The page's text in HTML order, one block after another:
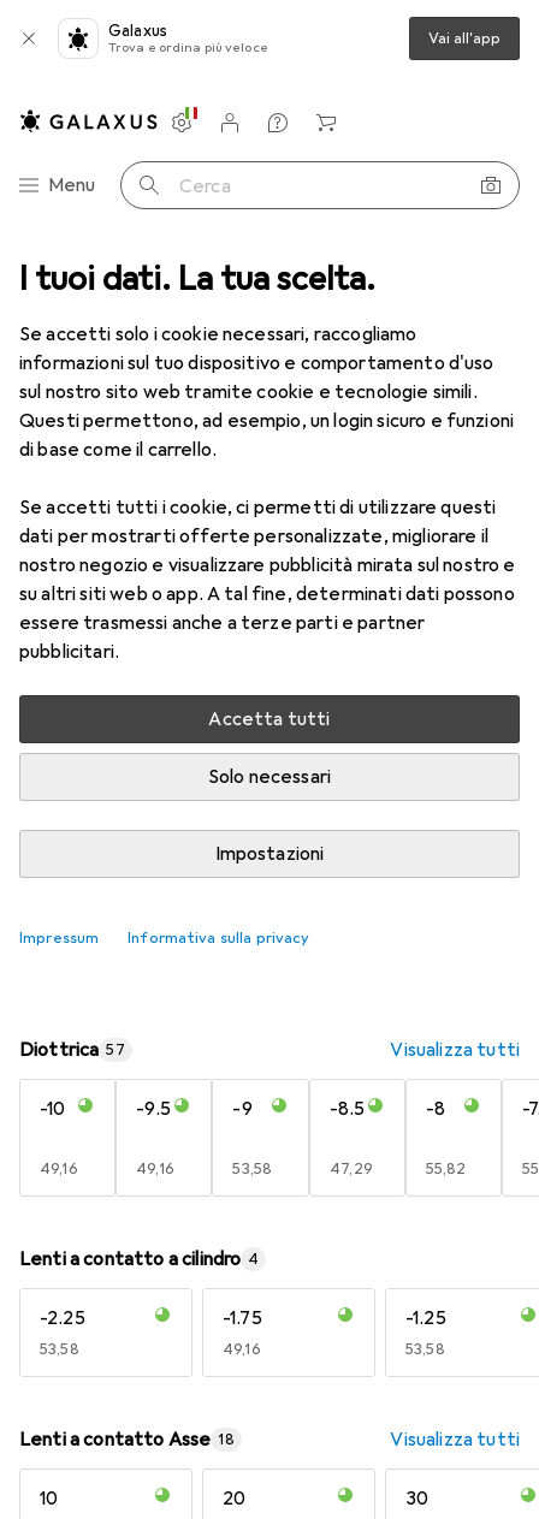
I tuoi dati. La tua scelta.
Se accetti solo i cookie necessari, raccogliamo
informazioni sul tuo dispositivo e comportamento d'uso
sul nostro sito web tramite cookie e tecnologie simili.
Questi permettono, ad esempio, un login sicuro e funzioni
di base come il carrello.
Se accetti tutti i cookie, ci permetti di utilizzare questi
dati per mostrarti offerte personalizzate, migliorare il
nostro negozio e visualizzare pubblicità mirata sul nostro e
su altri siti web o app. A tal fine, determinati dati possono
essere trasmessi anche a terze parti e partner
pubblicitari.
Accetta tutti
Solo necessari
Impostazioni
Impressum Informativa sulla privacy
Galaxus
Trova e ordina più veloce Vai all'app
Categoria Navigazione
Menu Cerca
Impostazioni
Conto cliente
Liste di confronto
Liste dei desideri
Carrello
Lenti a contatto Air Optix HydraGlyde per l'astigmatismo 6
1 Immagine
Air Optix HydraGlyde per
-1.25, Obiettivo mensile, 6 pz., Torico
Prezzo in EUR IVA incl.
EUR
47,29 EUR
7,88/1pz.
Consegna tra ven, 14/8 e mar, 18/8
Più di 10 pezzi in stock presso il fornitore
Aggiungi al carrello
Diottrica 57 Visualizza tutti
-10
EUR
49,16
-9.5
EUR
49,16
-9
EUR
53,58
-8.5
EUR
47,29
-8
EUR
55,82
-
Lenti a contatto a cilindro 4
-2.25
EUR
53,58
-1.75
EUR
49,16
-1.25
EUR
53,58
Lenti a contatto Asse 18 Visualizza tutti
10 20 30